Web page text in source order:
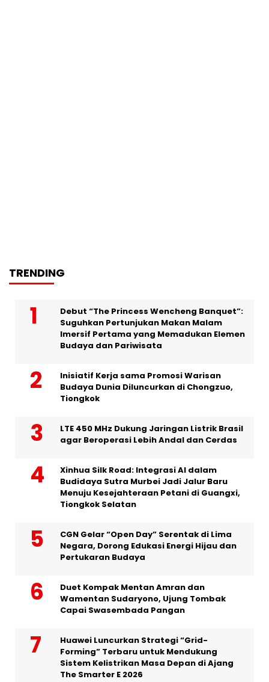
TRENDING
Debut “The Princess Wencheng Banquet”:
Suguhkan Pertunjukan Makan Malam
Imersif Pertama yang Memadukan Elemen
Budaya dan Pariwisata
Inisiatif Kerja sama Promosi Warisan
Budaya Dunia Diluncurkan di Chongzuo,
Tiongkok
LTE 450 MHz Dukung Jaringan Listrik Brasil
agar Beroperasi Lebih Andal dan Cerdas
Xinhua Silk Road: Integrasi AI dalam
Budidaya Sutra Murbei Jadi Jalur Baru
Menuju Kesejahteraan Petani di Guangxi,
Tiongkok Selatan
CGN Gelar “Open Day” Serentak di Lima
Negara, Dorong Edukasi Energi Hijau dan
Pertukaran Budaya
Duet Kompak Mentan Amran dan
Wamentan Sudaryono, Ujung Tombak
Capai Swasembada Pangan
Huawei Luncurkan Strategi “Grid-
Forming” Terbaru untuk Mendukung
Sistem Kelistrikan Masa Depan di Ajang
The Smarter E 2026